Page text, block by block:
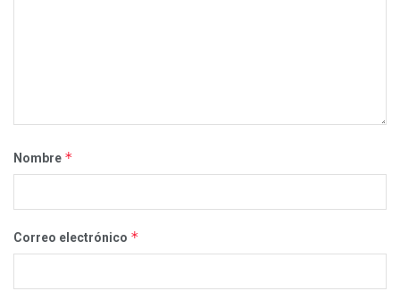
Nombre *
Correo electrónico *